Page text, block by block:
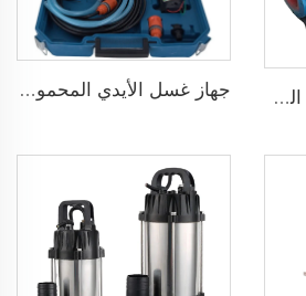
مضخة مياه ديزل عالية الضغط متداولة حديثة البيع لري الزراعة جهاز غسل الأيدي المحمول 12V مضخة غسيل سيارات عالية الضغط